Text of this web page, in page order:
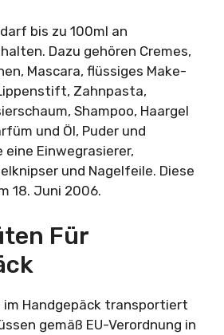
bis zu 100ml an
Dazu gehören Cremes,
Mascara, flüssiges Make-
Zahnpasta,
Shampoo, Haargel
und Öl, Puder und
Einwegrasierer,
und Nagelfeile. Diese
18. Juni 2006.
Für
im Handgepäck transportiert
gemäß EU-Verordnung in